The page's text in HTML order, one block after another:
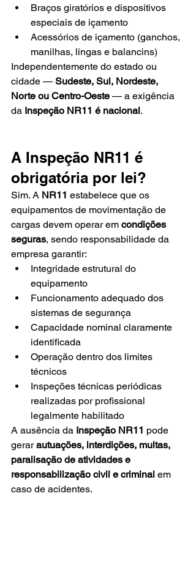
Braços giratórios e dispositivos
especiais de içamento
Acessórios de içamento (ganchos,
manilhas, lingas e balancins)
Independentemente do estado ou
cidade — Sudeste, Sul, Nordeste,
Norte ou Centro-Oeste — a exigência
da Inspeção NR11 é nacional.
A Inspeção NR11 é
obrigatória por lei?
Sim. A NR11 estabelece que os
equipamentos de movimentação de
cargas devem operar em condições
seguras, sendo responsabilidade da
empresa garantir:
Integridade estrutural do
equipamento
Funcionamento adequado dos
sistemas de segurança
Capacidade nominal claramente
identificada
Operação dentro dos limites
técnicos
Inspeções técnicas periódicas
realizadas por profissional
legalmente habilitado
A ausência da Inspeção NR11 pode
gerar autuações, interdições, multas,
paralisação de atividades e
responsabilização civil e criminal em
caso de acidentes.